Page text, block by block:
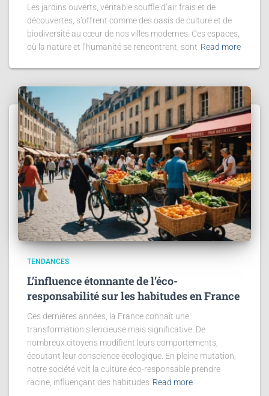
Les jardins ouverts, véritable souffle d’air frais et de
découvertes, s’offrent comme des oasis de culture et de
biodiversité au cœur de nos villes modernes. Ces espaces,
où la nature et l’humanité se rencontrent, sont Read more
TENDANCES
L’influence étonnante de l’éco-
responsabilité sur les habitudes en France
Ces dernières années, la France connaît une
transformation silencieuse mais significative. De
nombreux citoyens modifient leurs comportements,
écoutant leur conscience écologique. En pleine mutation,
notre société voit la culture éco-responsable prendre
racine, influençant des habitudes Read more